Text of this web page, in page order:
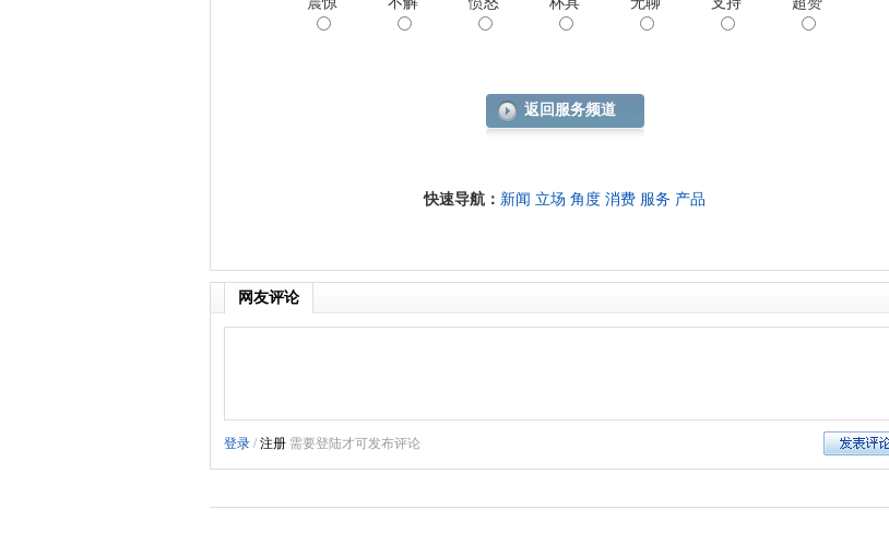
返回服务频道
快速导航： 新闻 立场 角度 消费 服务 产品
网友评论